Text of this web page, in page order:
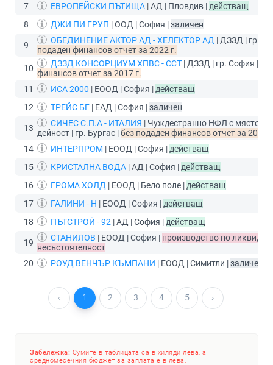
7
ЕВРОПЕЙСКИ ПЪТИЩА | АД | Пловдив | действащ
8
ДЖИ ПИ ГРУП | ООД | София |заличен
9 ОБЕДИНЕНИЕ АКТОР АД - ХЕЛЕКТОР АД | ДЗЗД | гр.
подаден финансов отчет за 2022 г.
10
ДЗЗД КОНСОРЦИУМ ХПВС - ССТ | ДЗЗД | гр. София |
финансов отчет за 2017 г.
11
ИСА 2000 | ЕООД | София | действащ
12
ТРЕЙС БГ | ЕАД | София |заличен
13 СИЧЕС С.П.А - ИТАЛИЯ | Чуждестранно НФЛ с място на
дейност | гр. Бургас |без подаден финансов отчет за 2018
14
ИНТЕРПРОМ | ЕООД | София | действащ
15
КРИСТАЛНА ВОДА | АД | София | действащ
16
ГРОМА ХОЛД | ЕООД | Бело поле | действащ
17
ГАЛИНИ - Н | ЕООД | София | действащ
18
ПЪТСТРОЙ - 92 | АД | София | действащ
19 СТАНИЛОВ | ЕООД | София | производство по
несъстоятелност
20
РОУД ВЕНЧЪР КЪМПАНИ | ЕООД | Симитли |заличен
‹ 1 2 3 4 5 ›
Забележка: Сумите в таблицата са в хиляди лева, а
средномесечния бюджет за заплата е в лева.